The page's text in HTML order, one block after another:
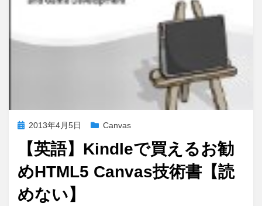
投 2013年4月5日 Canvas
【英語】Kindleで買えるお勧
めHTML5 Canvas技術書【読
めない】